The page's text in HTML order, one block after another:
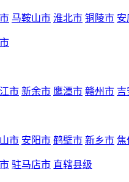
马鞍山市 淮北市 铜陵市 安
市 新余市 鹰潭市 赣州市 吉
市 安阳市 鹤壁市 新乡市 焦
驻马店市 直辖县级